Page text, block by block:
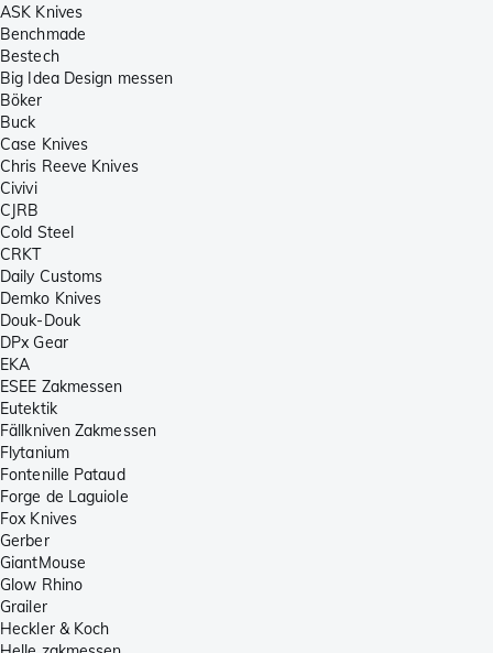
ASK Knives
Benchmade
Bestech
Big Idea Design messen
Böker
Buck
Case Knives
Chris Reeve Knives
Civivi
CJRB
Cold Steel
CRKT
Daily Customs
Demko Knives
Douk-Douk
DPx Gear
EKA
ESEE Zakmessen
Eutektik
Fällkniven Zakmessen
Flytanium
Fontenille Pataud
Forge de Laguiole
Fox Knives
Gerber
GiantMouse
Glow Rhino
Grailer
Heckler & Koch